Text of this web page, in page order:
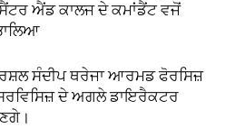
ਐਂਡ ਕਾਲਜ ਦੇ ਕਮਾਂਡੈਂਟ ਵਜੋਂ
ਸੰਦੀਪ ਥਰੇਜਾ ਆਰਮਡ ਫੋਰਸਿਜ਼
ਦੇ ਅਗਲੇ ਡਾਇਰੈਕਟਰ